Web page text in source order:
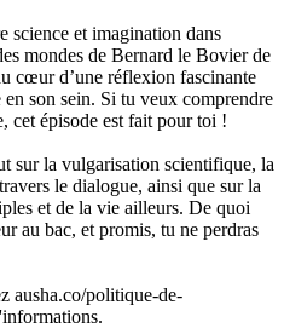
science et imagination dans
mondes de Bernard le Bovier de
cœur d’une réflexion fascinante
en son sein. Si tu veux comprendre
cet épisode est fait pour toi !
sur la vulgarisation scientifique, la
le dialogue, ainsi que sur la
et de la vie ailleurs. De quoi
au bac, et promis, tu ne perdras
ausha.co/politique-de-